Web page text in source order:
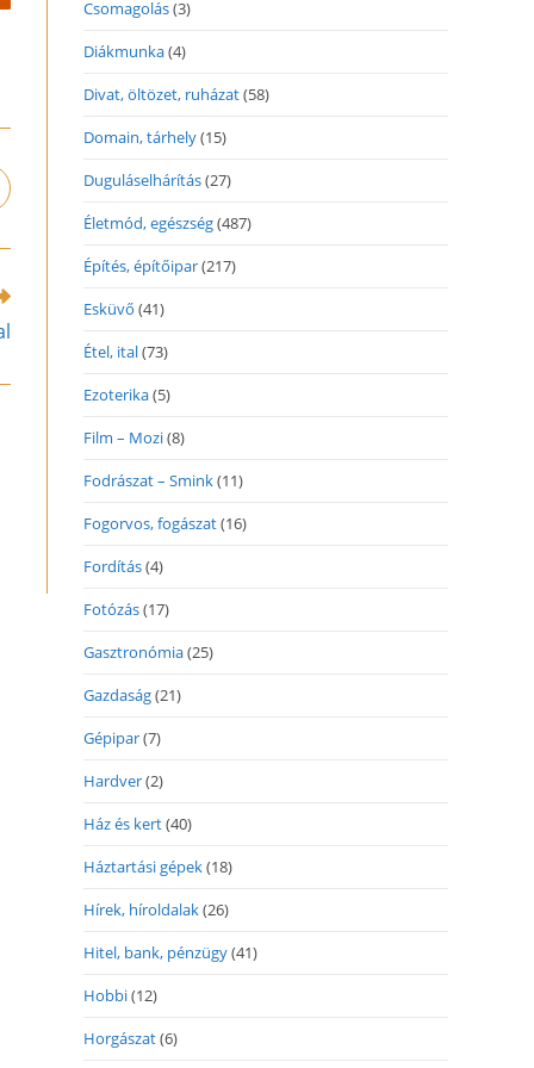
Csomagolás(3)
Diákmunka(4)
Divat, öltözet, ruházat(58)
Domain, tárhely(15)
Duguláselhárítás(27)
Életmód, egészség(487)
Építés, építőipar(217)
Esküvő (41)
Étel, ital(73)
Ezoterika(5)
Film – Mozi(8)
Fodrászat – Smink(11)
Fogorvos, fogászat(16)
Fordítás(4)
Fotózás(17)
Gasztronómia(25)
Gazdaság(21)
Gépipar(7)
Hardver(2)
Ház és kert(40)
Háztartási gépek(18)
Hírek, híroldalak(26)
Hitel, bank, pénzügy(41)
Hobbi(12)
Horgászat(6)